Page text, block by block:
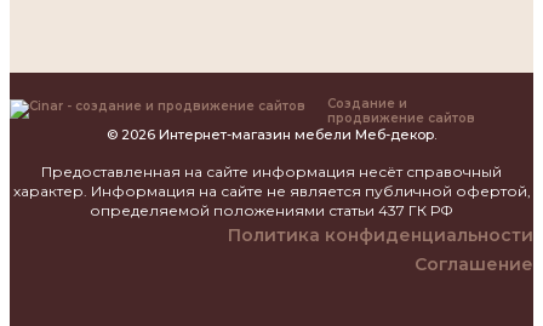
Создание и
продвижение сайтов
© 2026 Интернет-магазин мебели Меб-декор.
Предоставленная на сайте информация несёт справочный
характер. Информация на сайте не является публичной офертой,
определяемой положениями статьи 437 ГК РФ
Политика конфиденциальности
Соглашение